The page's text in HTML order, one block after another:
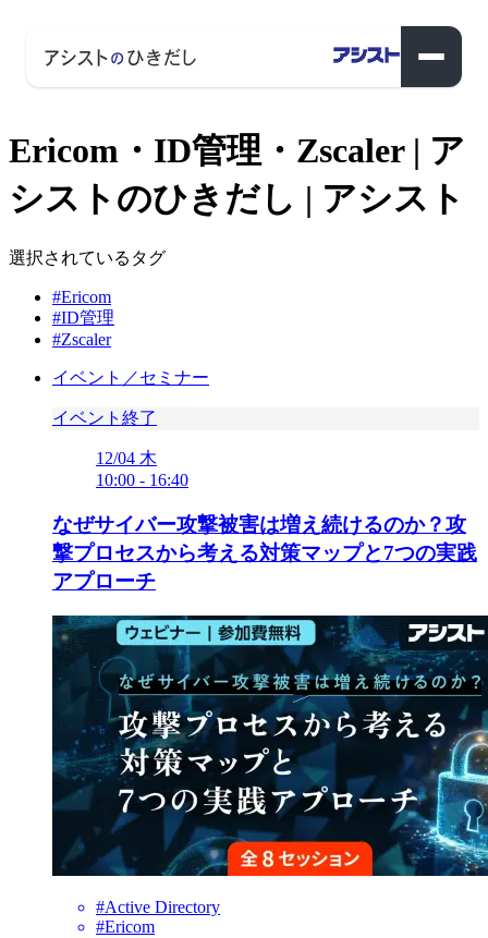
Ericom・ID管理・Zscaler | ア
シストのひきだし | アシスト
選択されているタグ
#Ericom
#ID管理
#Zscaler
イベント／セミナー
イベント終了
12/04 木
10:00 - 16:40
なぜサイバー攻撃被害は増え続けるのか？攻
撃プロセスから考える対策マップと7つの実践
アプローチ
#Active Directory
#Ericom